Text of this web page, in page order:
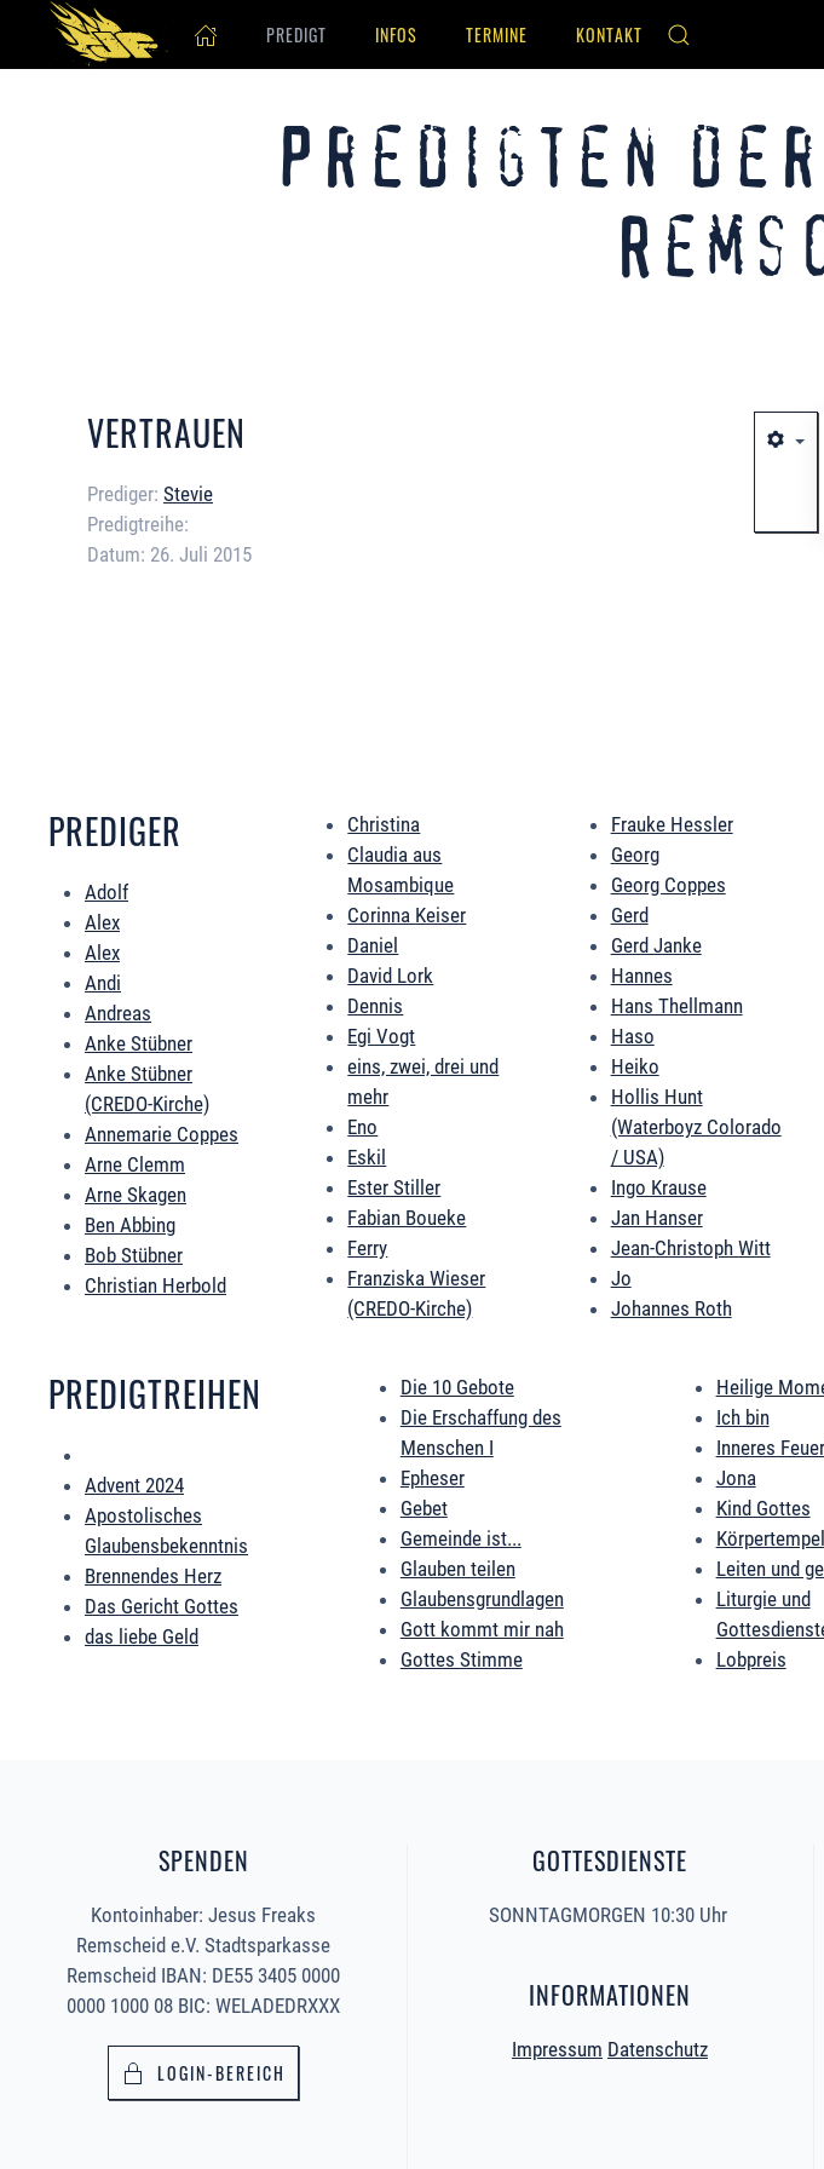
Skip to main content
PREDIGT INFOS TERMINE KONTAKT
Predigten
VERTRAUEN
Prediger: Stevie
Predigtreihe:
Datum: 26. Juli 2015
PREDIGER
Adolf
Alex
Alex
Andi
Andreas
Anke Stübner
Anke Stübner
(CREDO-Kirche)
Annemarie Coppes
Arne Clemm
Arne Skagen
Ben Abbing
Bob Stübner
Christian Herbold
Christina
Claudia aus
Mosambique
Corinna Keiser
Daniel
David Lork
Dennis
Egi Vogt
eins, zwei, drei und
mehr
Eno
Eskil
Ester Stiller
Fabian Boueke
Ferry
Franziska Wieser
(CREDO-Kirche)
Frauke Hessler
Georg
Georg Coppes
Gerd
Gerd Janke
Hannes
Hans Thellmann
Haso
Heiko
Hollis Hunt
(Waterboyz Colorado
/ USA)
Ingo Krause
Jan Hanser
Jean-Christoph Witt
Jo
Johannes Roth
PREDIGTREIHEN
Advent 2024
Apostolisches
Glaubensbekenntnis
Brennendes Herz
Das Gericht Gottes
das liebe Geld
Die 10 Gebote
Die Erschaffung des
Menschen I
Epheser
Gebet
Gemeinde ist...
Glauben teilen
Glaubensgrundlagen
Gott kommt mir nah
Gottes Stimme
Heilige
Ich bin
Inneres
Jona
Kind Gottes
Körpertempel
Leiten und
Liturgie und
Lobpreis
SPENDEN
Kontoinhaber: Jesus Freaks
Remscheid e.V. Stadtsparkasse
Remscheid IBAN: DE55 3405 0000
0000 1000 08 BIC: WELADEDRXXX
LOGIN-BEREICH
GOTTESDIENSTE
SONNTAGMORGEN 10:30 Uhr
INFORMATIONEN
Impressum Datenschutz